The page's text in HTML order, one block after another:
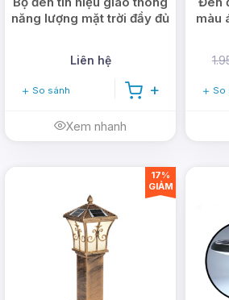
Phiếu giảm giá có thể áp dụng
hàng tiếp theo tại DMT Solar.
có thể lên đến 10% giá trị đơn
năng lượng mặt trời đầy đủ
Liên hệ
So sánh
Xem nhanh
màu
So
17%
GIẢM